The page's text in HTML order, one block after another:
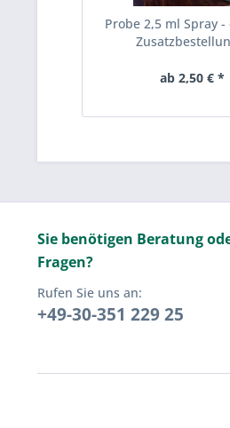
Probe 2,5 ml Spray
ab 2,50 € *
Sie benötigen Beratung
Fragen?
Rufen Sie uns an:
+49-30-351 229 25